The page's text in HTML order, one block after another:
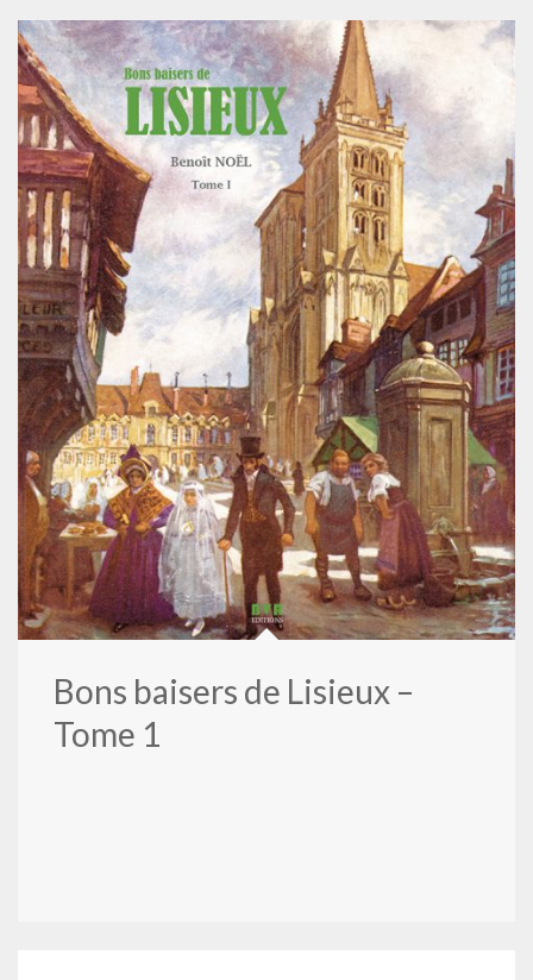
Bons baisers de Lisieux –
Tome 1